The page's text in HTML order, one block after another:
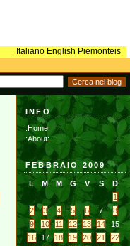
Italiano English Piemonteis
INFO
:Home:
:About:
FEBBRAIO 2009
L M M G V S
D
1
2
3 4 5 6 7
8
9
10 11 12 13 14
15
16
17 18 19 20 21
22